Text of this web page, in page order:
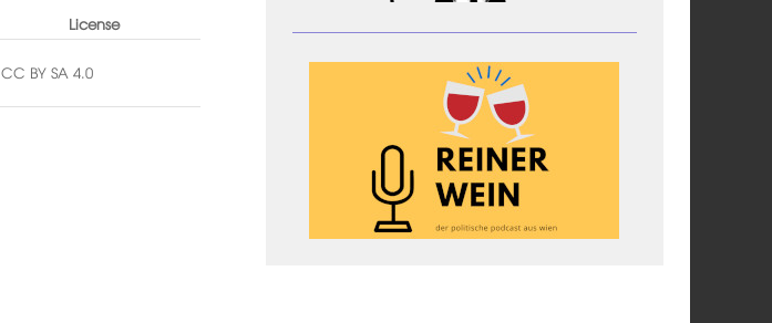
License
CC BY SA 4.0